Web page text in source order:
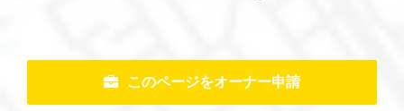
このページをオーナー申請